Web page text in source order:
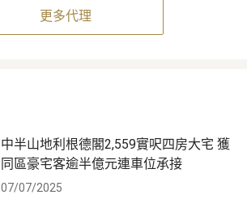
更多代理
中半山地利根德閣2,559實呎四房大宅 獲
同區豪宅客逾半億元連車位承接
07/07/2025